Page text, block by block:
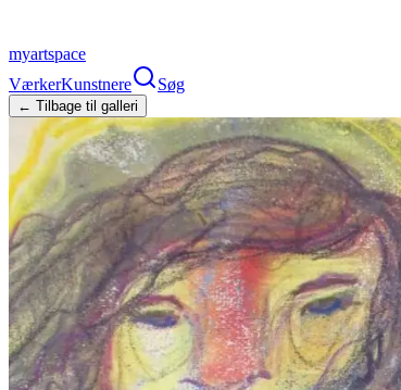
myartspace
VærkerKunstnere Søg
← Tilbage til galleri